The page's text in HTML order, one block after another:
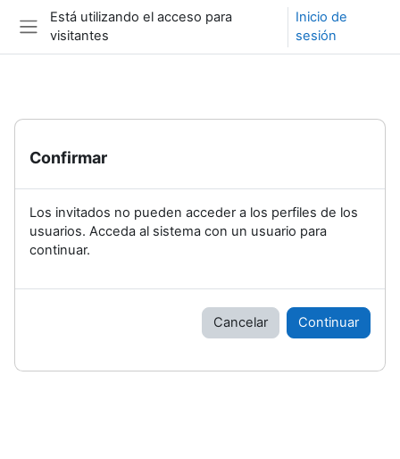
Salta al contenido principal
Panel lateral
Está utilizando el acceso para
visitantes
Inicio de
sesión
Confirmar
Los invitados no pueden acceder a los perfiles de los
usuarios. Acceda al sistema con un usuario para
continuar.
Cancelar Continuar